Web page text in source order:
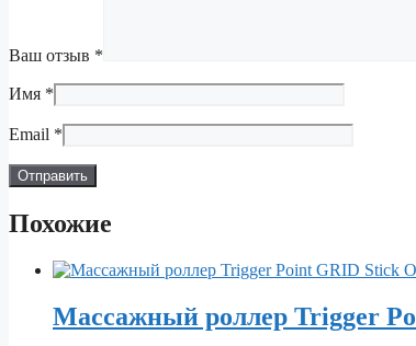
Ваш отзыв *
Имя *
Email *
Похожие
Массажный роллер Trigger